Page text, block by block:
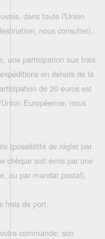
dans toute l'Union
nous consulter),
une participation aux frais
en dehors de la
de 20 euros est
Européenne, nous
(possibilité de régler par
chèque soit émis par une
ou par mandat postal),
frais de port,
commande: son